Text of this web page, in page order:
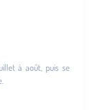
à août, puis se